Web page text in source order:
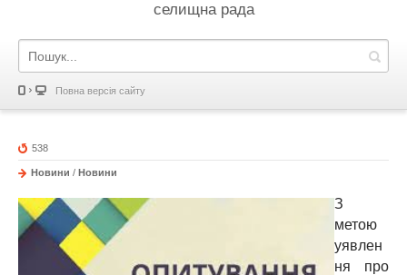
селищна рада
Повна версія сайту
538
Новини / Новини
З
метою
уявлен
ня про